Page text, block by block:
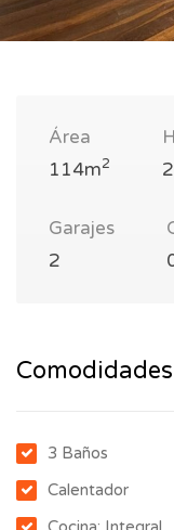
Área
114m2
2
Garajes
2
Comodidades
3 Baños
Calentador